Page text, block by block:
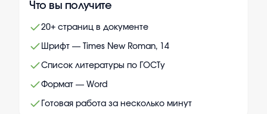
Что вы получите
20+ страниц в документе
Шрифт — Times New Roman, 14
Список литературы по ГОСТу
Формат — Word
Готовая работа за несколько минут